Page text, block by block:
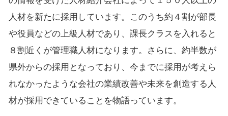
人材を新たに採用しています。このうち約４割が部長
や役員などの上級人材であり、課長クラスを入れると
８割近くが管理職人材になります。さらに、約半数が
県外からの採用となっており、今までに採用が考えら
れなかったような会社の業績改善や未来を創造する人
材が採用できていることを物語っています。